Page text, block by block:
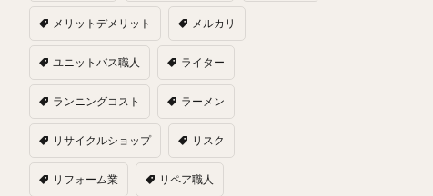
メリットデメリット メルカリ
ユニットバス職人 ライター
ランニングコスト ラーメン
リサイクルショップ リスク
リフォーム業 リペア職人